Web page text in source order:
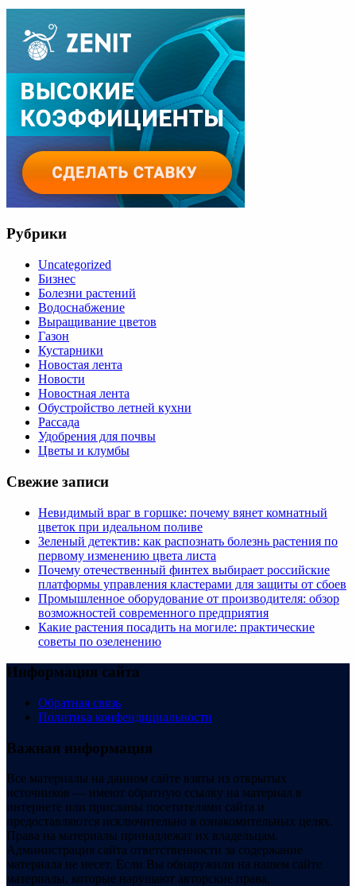
Рубрики
Uncategorized
Бизнес
Болезни растений
Водоснабжение
Выращивание цветов
Газон
Кустарники
Новостая лента
Новости
Новостная лента
Обустройство летней кухни
Рассада
Удобрения для почвы
Цветы и клумбы
Свежие записи
Невидимый враг в горшке: почему вянет комнатный
цветок при идеальном поливе
Зеленый детектив: как распознать болезнь растения по
первому изменению цвета листа
Почему отечественный финтех выбирает российские
платформы управления кластерами для защиты от сбоев
Промышленное оборудование от производителя: обзор
возможностей современного предприятия
Какие растения посадить на могиле: практические
советы по озеленению
Информация сайта
Обратная связь
Политика конфендициальности
Важная информация
Все материалы на данном сайте взяты из открытых
источников — имеют обратную ссылку на материал в
интернете или присланы посетителями сайта и
предоставляются исключительно в ознакомительных целях.
Права на материалы принадлежат их владельцам.
Администрация сайта ответственности за содержание
материала не несет. Если Вы обнаружили на нашем сайте
материалы, которые нарушают авторские права,